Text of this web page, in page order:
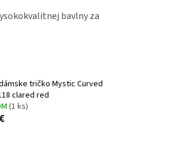
bavlny za
tričko Mystic Curved
clared red
(1 ks)